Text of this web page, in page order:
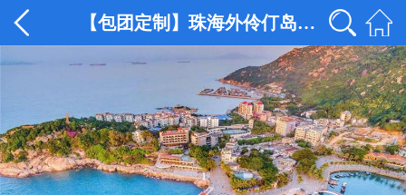
【包团定制】珠海外伶仃岛二天游